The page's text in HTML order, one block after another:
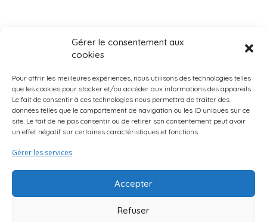
Gérer le consentement aux
cookies
Pour offrir les meilleures expériences, nous utilisons des technologies telles
que les cookies pour stocker et/ou accéder aux informations des appareils.
Le fait de consentir à ces technologies nous permettra de traiter des
données telles que le comportement de navigation ou les ID uniques sur ce
site. Le fait de ne pas consentir ou de retirer son consentement peut avoir
un effet négatif sur certaines caractéristiques et fonctions.
Gérer les services
Accepter
Refuser
Page d’accueil Qui Sommes-Nous ?
Mentions légales
Suggestions d’activités
Curio Endroits & Histoires